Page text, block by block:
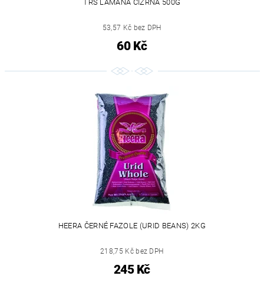
TRS LÁMANÁ CIZRNA 500G
53,57 Kč bez DPH
60 Kč
HEERA ČERNÉ FAZOLE (URID BEANS) 2KG
218,75 Kč bez DPH
245 Kč